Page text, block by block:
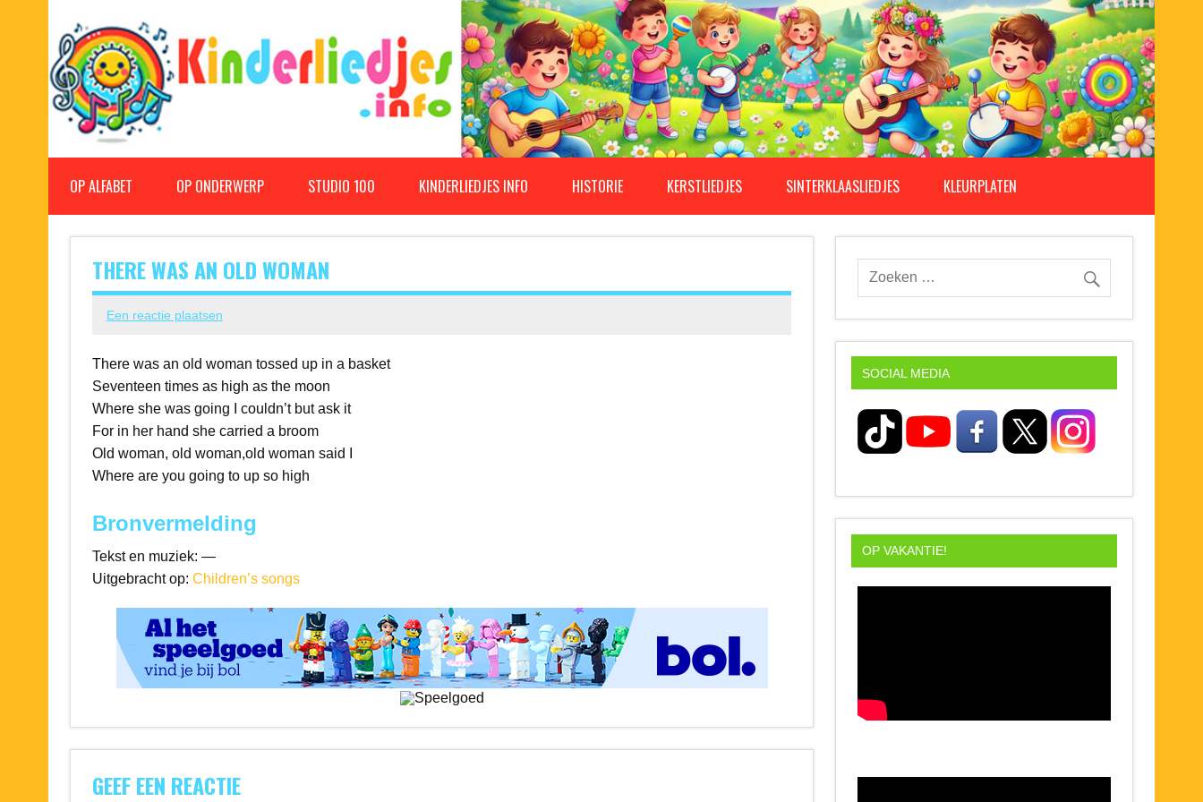
Kinderliedjes
OP ALFABET OP ONDERWERP STUDIO 100 KINDERLIEDJES INFO HISTORIE KERSTLIEDJES SINTERKLAASLIEDJES KLEURPLATEN
THERE WAS AN OLD WOMAN
Een reactie plaatsen
There was an old woman tossed up in a basket
Seventeen times as high as the moon
Where she was going I couldn’t but ask it
For in her hand she carried a broom
Old woman, old woman,old woman said I
Where are you going to up so high
Bronvermelding
Tekst en muziek: —
Uitgebracht op: Children’s songs
GEEF EEN REACTIE
SOCIAL MEDIA
OP VAKANTIE!